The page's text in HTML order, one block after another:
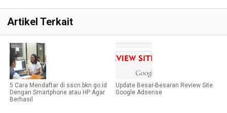
Artikel Terkait
5 Cara Mendaftar di sscn.bkn.go.id
Dengan Smartphone atau HP Agar
Berhasil
Update Besar-Besaran Review Site
Google Adsense